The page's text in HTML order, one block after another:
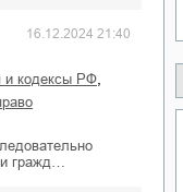
16.12.2024 21:40
и кодексы РФ
гражд…